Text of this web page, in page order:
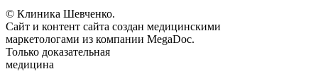
© Клиника Шевченко.
Сайт и контент сайта создан медицинскими
маркетологами из компании MegaDoc.
Только доказательная
медицина